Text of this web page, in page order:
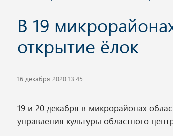
В 19
открытие ёлок
16 декабря 2020 13:45
19 и 20 декабря в микрорайонах
управления культуры областного